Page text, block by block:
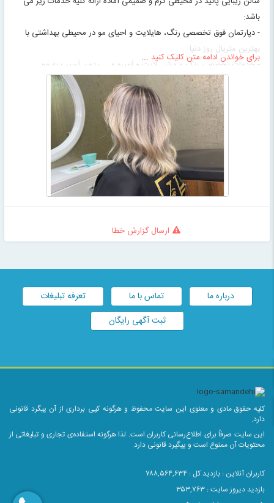
باشد:
- دپارتمان فوق تخصصی رنگ، هایلایت و احیای مو در محیطی بهداشتی با
بهترین متریال روز دنیا
- خدمات تخصصی رنگ و مش، لایت و آمبره و ... بدون آسیب به مو
خانم پانیذ خانی به عنوان بهترین رنگ و مش کار و مدرس کار با مواد در
بهترین سالن شمال تهران با رعایت اصول رنگ و مش با جدیدترین تکنیک ها
بهترین هایلایت ، دکلره ، رنگ موهای ترکیبی و همچنین کراتینه و... را با
ضمانت سلامت موها به شما اهدا می کنند.
انواع هایلایت ها بدون آسیب به پوست و مو، ارائه بهترین خدمات رنگ مو با
جدیدترین متد روز دنیا، رنگ و مش و لایت های تخصصی از جمله آمبره
روسی و برزیلی، بالیاژ مو، سامبره و.... با استفاده از بهترین مواد و رنگ موی
خارجی و بدون آمونیاک
احیای مو بوتاکس و پروتئین مو
پلکس تراپی و جدیدترین تکنیک ها با بهترین برندهای کراتین روز دنیا به
برای خواندن ادامه متن کلیک کنید ...
ارسال گزارش خطا
درباره ما تماس با ما
تعرفه تبلیغات
ثبت آگهی رایگان
کلیه حقوق مادی و معنوی این سایت محفوظ و هرگونه کپی برداری از آن پیگرد قانونی
دارد.
این سایت صرفاً برای اطلاع‌رسانی کاربران است. لذا هرگونه استفاده‌ی تجاری و تبلیغاتی از
محتویات آن ممنوع است و پیگیرد قانونی دارد.
کاربران آنلاین : بازدید کل : ۷۸۸,۵۶۴,۶۳۴
بازدید دیروز سایت : ۳۵۳,۷۶۳